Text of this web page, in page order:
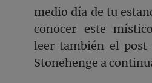
medio día de tu
conocer este
leer también el post
Stonehenge a